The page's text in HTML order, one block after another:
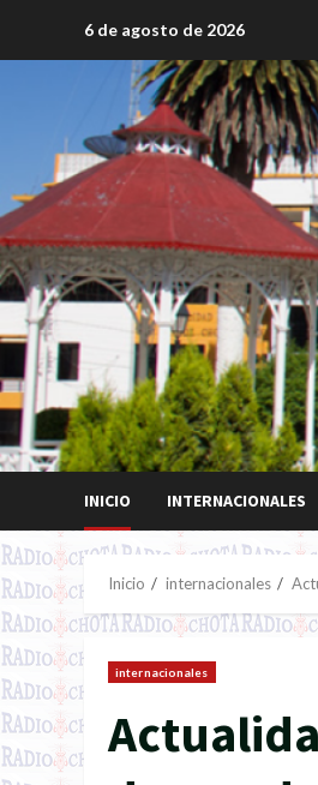
6 de agosto de 2026
INICIO INTERNACIONALES
Inicio internacionales
internacionales